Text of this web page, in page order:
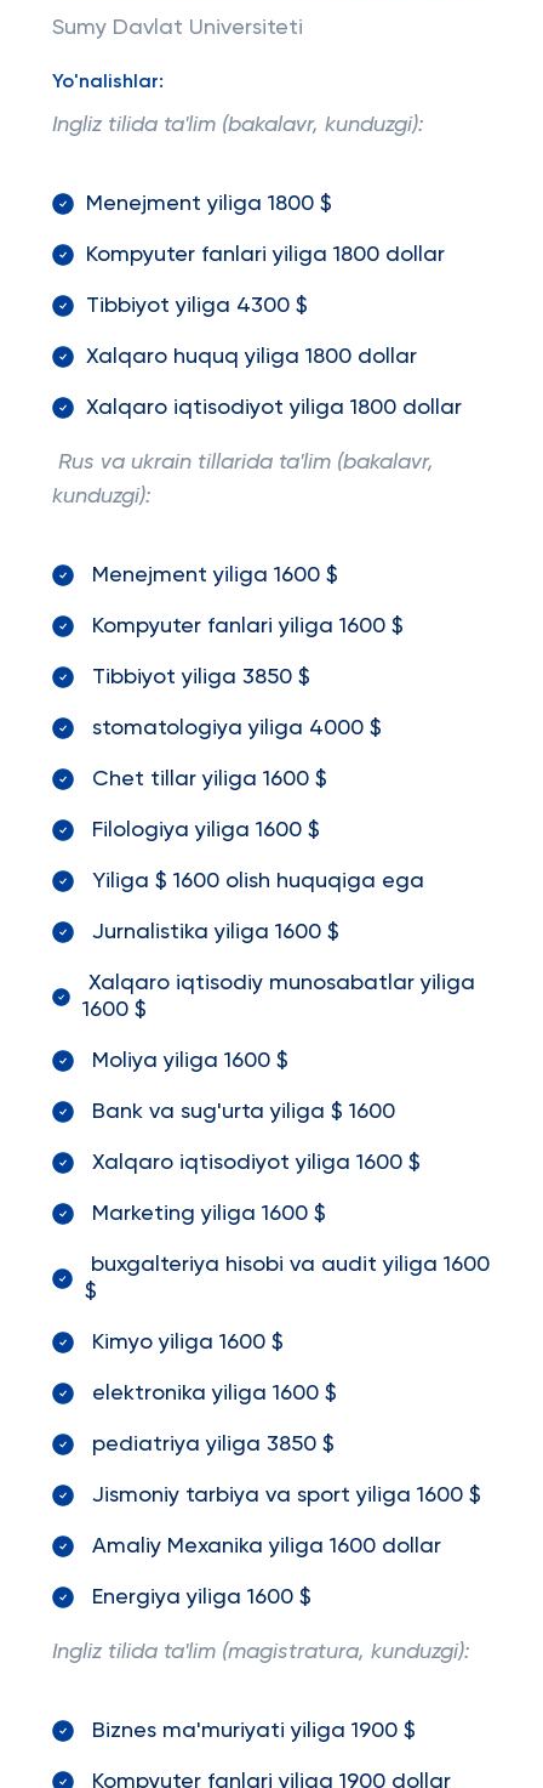
Sumy Davlat Universiteti
Yo'nalishlar:
Ingliz tilida ta'lim (bakalavr, kunduzgi):
Menejment yiliga 1800 $
Kompyuter fanlari yiliga 1800 dollar
Tibbiyot yiliga 4300 $
Xalqaro huquq yiliga 1800 dollar
Xalqaro iqtisodiyot yiliga 1800 dollar
Rus va ukrain tillarida ta'lim (bakalavr,
kunduzgi):
Menejment yiliga 1600 $
Kompyuter fanlari yiliga 1600 $
Tibbiyot yiliga 3850 $
stomatologiya yiliga 4000 $
Chet tillar yiliga 1600 $
Filologiya yiliga 1600 $
Yiliga $ 1600 olish huquqiga ega
Jurnalistika yiliga 1600 $
Xalqaro iqtisodiy munosabatlar yiliga
1600 $
Moliya yiliga 1600 $
Bank va sug'urta yiliga $ 1600
Xalqaro iqtisodiyot yiliga 1600 $
Marketing yiliga 1600 $
buxgalteriya hisobi va audit yiliga 1600
$
Kimyo yiliga 1600 $
elektronika yiliga 1600 $
pediatriya yiliga 3850 $
Jismoniy tarbiya va sport yiliga 1600 $
Amaliy Mexanika yiliga 1600 dollar
Energiya yiliga 1600 $
Ingliz tilida ta'lim (magistratura, kunduzgi):
Biznes ma'muriyati yiliga 1900 $
Kompyuter fanlari yiliga 1900 dollar